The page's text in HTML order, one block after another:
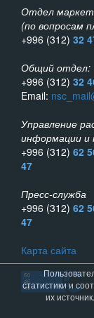
Отдел
(по вопросам
+996 (312) 32
Общий отдел:
+996 (312) 32
Email:
Управление
информации и
+996 (312) 62
47
Пресс-служба
+996 (312) 62
47
Карта сайта
статистики и
их